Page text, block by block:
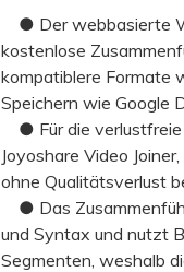
● Der webbasierte
kostenlose
kompatiblere Formate
Speichern wie Google
● Für die verlustfreie
Joyoshare Video
ohne Qualitätsverlust
● Das
und Syntax und nutzt
Segmenten, weshalb